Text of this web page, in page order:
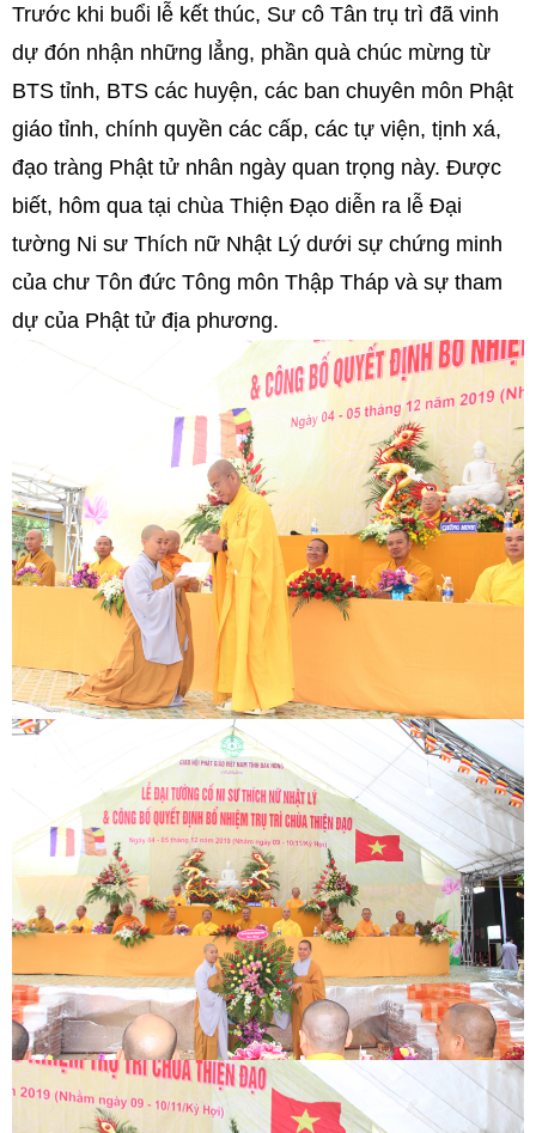
Trước khi buổi lễ kết thúc, Sư cô Tân trụ trì đã vinh
dự đón nhận những lẳng, phần quà chúc mừng từ
BTS tỉnh, BTS các huyện, các ban chuyên môn Phật
giáo tỉnh, chính quyền các cấp, các tự viện, tịnh xá,
đạo tràng Phật tử nhân ngày quan trọng này. Được
biết, hôm qua tại chùa Thiện Đạo diễn ra lễ Đại
tường Ni sư Thích nữ Nhật Lý dưới sự chứng minh
của chư Tôn đức Tông môn Thập Tháp và sự tham
dự của Phật tử địa phương.